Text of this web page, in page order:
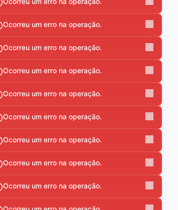
Ocorreu um erro na operação.
Ocorreu um erro na operação.
Ocorreu um erro na operação.
Ocorreu um erro na operação.
Ocorreu um erro na operação.
Ocorreu um erro na operação.
Ocorreu um erro na operação.
Ocorreu um erro na operação.